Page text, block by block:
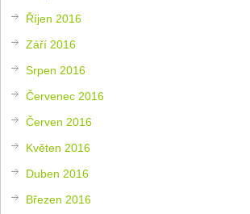
Říjen 2016
Září 2016
Srpen 2016
Červenec 2016
Červen 2016
Květen 2016
Duben 2016
Březen 2016